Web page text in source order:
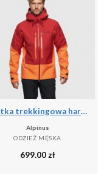
Kurtka trekkingowa hardshell męska Alpinus Besso
Alpinus
ODZIEŻ MĘSKA
699.00zł